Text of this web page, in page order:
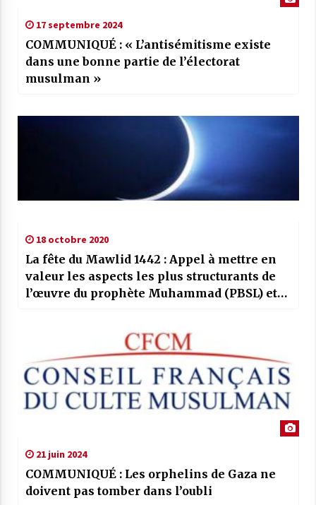
17 septembre 2024
COMMUNIQUÉ : « L’antisémitisme existe
dans une bonne partie de l’électorat
musulman »
18 octobre 2020
La fête du Mawlid 1442 : Appel à mettre en
valeur les aspects les plus structurants de
l’œuvre du prophète Muhammad (PBSL) et
21 juin 2024
COMMUNIQUÉ : Les orphelins de Gaza ne
doivent pas tomber dans l’oubli